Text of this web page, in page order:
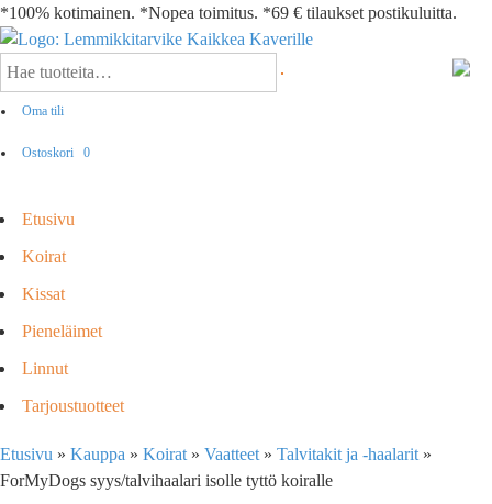
*100% kotimainen. *Nopea toimitus. *69 € tilaukset postikuluitta.
Oma tili
Ostoskori 0
Etusivu
Koirat
Kissat
Pieneläimet
Linnut
Tarjoustuotteet
Etusivu » Kauppa » Koirat » Vaatteet » Talvitakit ja -haalarit »
ForMyDogs syys/talvihaalari isolle tyttö koiralle